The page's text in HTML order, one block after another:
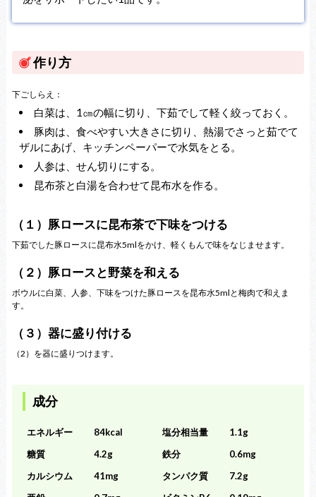
作り方
下ごしらえ：
白菜は、1㎝の幅に切り、下茹でして軽く絞っておく。
豚肉は、食べやすい大きさに切り、熱湯でさっと茹でて
ザルにあげ、キッチンペーパーで水気をとる。
人参は、せん切りにする。
昆布茶と白湯を合わせて昆布水を作る。
（１）豚ロースに昆布茶で下味をつける
下茹でした豚ロースに昆布水5mlをかけ、軽くもんで味をなじませます。
（２）豚ロースと野菜を和える
ボウルに白菜、人参、下味をつけた豚ロースを昆布水5mlと梅肉で和えま
す。
（３）器に盛り付ける
（2）を器に盛りつけます。
成分
エネルギー 84kcal 塩分相当量
1.1g
糖質
4.2g 鉄分
0.6mg
カルシウム
41mg タンパク質
7.2g